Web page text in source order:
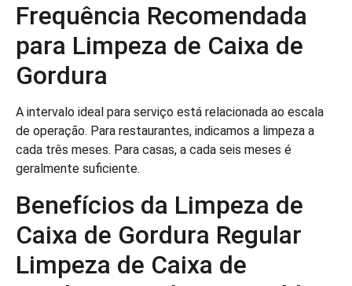
Frequência Recomendada
para Limpeza de Caixa de
Gordura
A intervalo ideal para serviço está relacionada ao escala
de operação. Para restaurantes, indicamos a limpeza a
cada três meses. Para casas, a cada seis meses é
geralmente suficiente.
Benefícios da Limpeza de
Caixa de Gordura Regular
Limpeza de Caixa de